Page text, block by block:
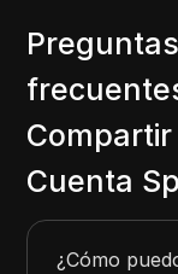
Preguntas
Compartir
Cuenta
¿Cómo